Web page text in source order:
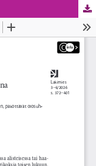
valtuuskunta.